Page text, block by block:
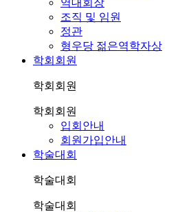
조직 및 임원
정관
형우당 젊은역학자상
학회회원
학회회원
학회회원
입회안내
회원가입안내
학술대회
학술대회
학술대회